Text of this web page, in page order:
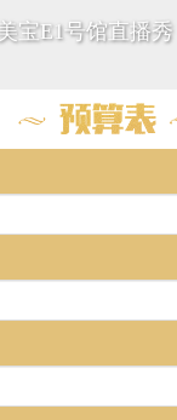
宝E1号馆直播秀